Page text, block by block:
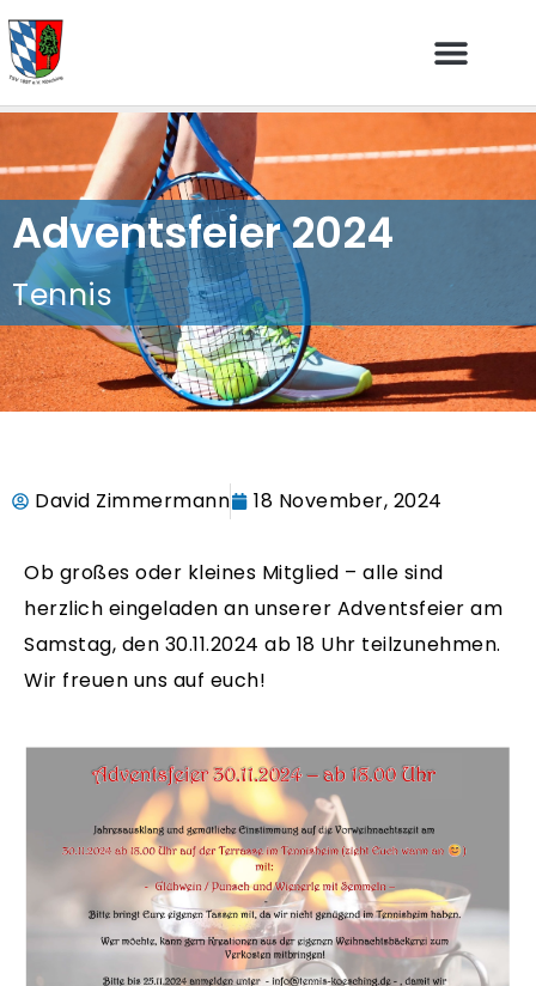
Adventsfeier 2024
Tennis
David Zimmermann 18 November, 2024
Ob großes oder kleines Mitglied – alle sind
herzlich eingeladen an unserer Adventsfeier am
Samstag, den 30.11.2024 ab 18 Uhr teilzunehmen.
Wir freuen uns auf euch!